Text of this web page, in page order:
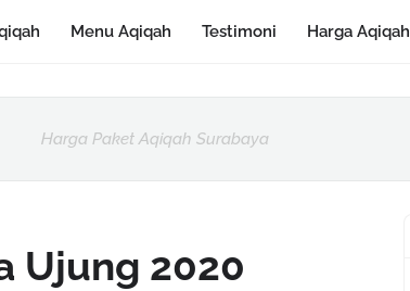
Menu Aqiqah Testimoni Harga Aqiqah
Harga Paket Aqiqah Surabaya
Ujung 2020